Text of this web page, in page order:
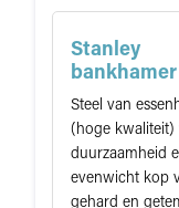
a
t
e
Stanley
bankhamer
Steel van
(hoge kwaliteit)
duurzaamheid
evenwicht kop
gehard en